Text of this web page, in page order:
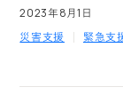
2023年8月1日
災害支援
緊急支